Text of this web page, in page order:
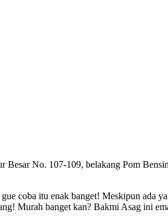
No. 107-109, belakang Pom
coba itu enak banget! Meskipun ada
Murah banget kan? Bakmi Asag ini